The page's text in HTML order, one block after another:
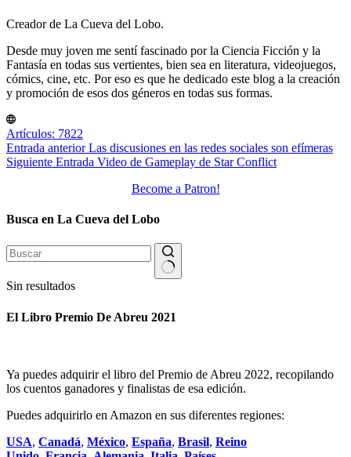
Creador de La Cueva del Lobo.
Desde muy joven me sentí fascinado por la Ciencia Ficción y la
Fantasía en todas sus vertientes, bien sea en literatura, videojuegos,
cómics, cine, etc. Por eso es que he dedicado este blog a la creación
y promoción de esos dos géneros en todas sus formas.
Artículos: 7822
Entrada anteriorLas discusiones en las redes sociales son efímeras
Siguiente Entrada Video de Gameplay de Star Conflict
Become a Patron!
Busca en La Cueva del Lobo
Sin resultados
El Libro Premio De Abreu 2021
Ya puedes adquirir el libro del Premio de Abreu 2022, recopilando
los cuentos ganadores y finalistas de esa edición.
Puedes adquirirlo en Amazon en sus diferentes regiones:
USA, Canadá, México, España, Brasil, Reino